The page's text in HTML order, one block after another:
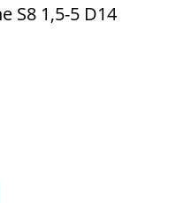
S8 1,5-5 D14